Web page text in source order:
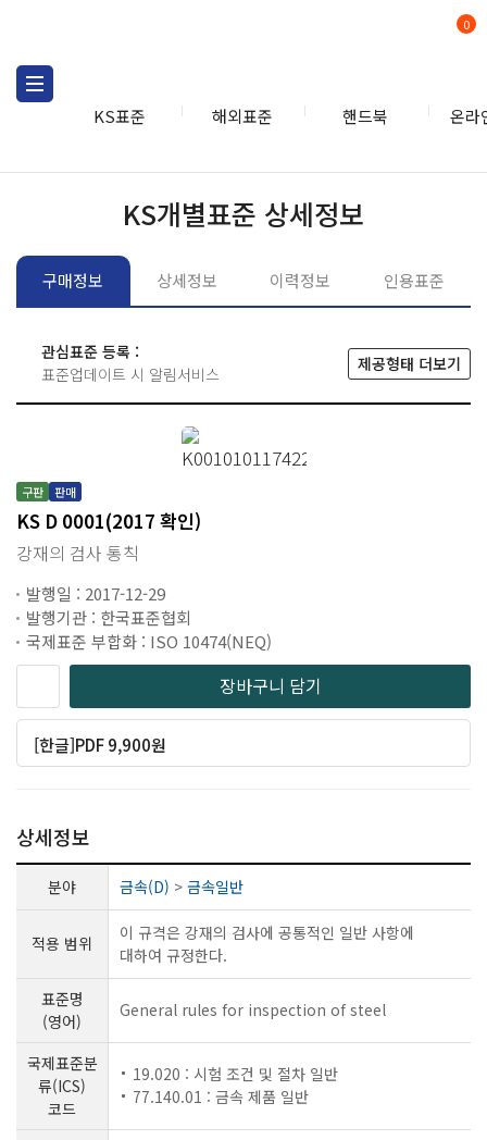
KS표준 해외표준 핸드북 온라
0
KS개별표준 상세정보
구매정보 상세정보 이력정보 인용표준
관심표준 등록 :
표준업데이트 시 알림서비스
제공형태 더보기
구판 판매
KS D 0001(2017 확인)
강재의 검사 통칙
발행일 : 2017-12-29
발행기관 : 한국표준협회
국제표준 부합화 : ISO 10474(NEQ)
장바구니 담기
[한글]PDF 9,900원
상세정보
분야 금속(D) > 금속일반
적용 범위
이 규격은 강재의 검사에 공통적인 일반 사항에
대하여 규정한다.
표준명
(영어)
General rules for inspection of steel
국제표준분
류(ICS)
코드
19.020 : 시험 조건 및 절차 일반
77.140.01 : 금속 제품 일반